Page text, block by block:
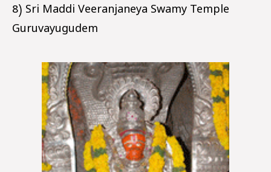
8) Sri Maddi Veeranjaneya Swamy Temple
Guruvayugudem